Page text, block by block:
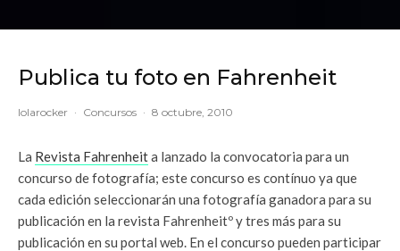
Publica tu foto en Fahrenheit
lolarocker · Concursos · 8 octubre, 2010
La Revista Fahrenheita lanzado la convocatoria para un
concurso de fotografía; este concurso es contínuo ya que
cada edición seleccionarán una fotografía ganadora para su
publicación en la revista Fahrenheitº y tres más para su
publicación en su portal web. En el concurso pueden participar